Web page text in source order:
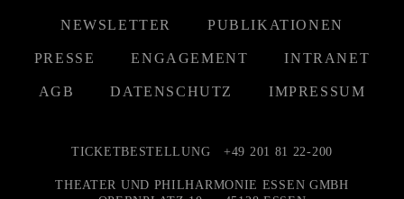
NEWSLETTER PUBLIKATIONEN
PRESSE ENGAGEMENT INTRANET
AGB DATENSCHUTZ IMPRESSUM
TICKETBESTELLUNG +49 201 81 22-200
THEATER UND PHILHARMONIE ESSEN GMBH